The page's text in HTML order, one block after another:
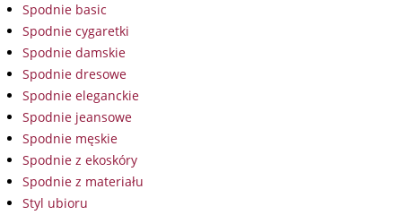
Spodnie basic
Spodnie cygaretki
Spodnie damskie
Spodnie dresowe
Spodnie eleganckie
Spodnie jeansowe
Spodnie męskie
Spodnie z ekoskóry
Spodnie z materiału
Styl ubioru